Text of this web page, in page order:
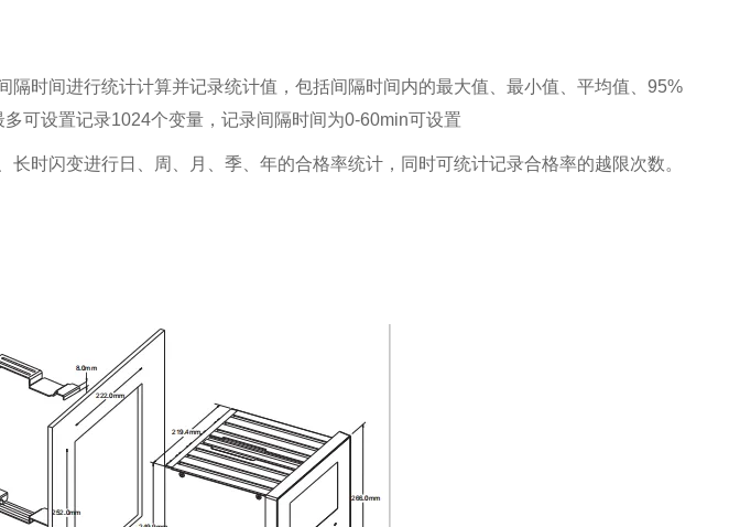
隔时间进行统计计算并记录统计值，包括间隔时间内的最大值、最小值、平均值、95%
可设置记录1024个变量，记录间隔时间为0-60min可设置
时闪变进行日、周、月、季、年的合格率统计，同时可统计记录合格率的越限次数。